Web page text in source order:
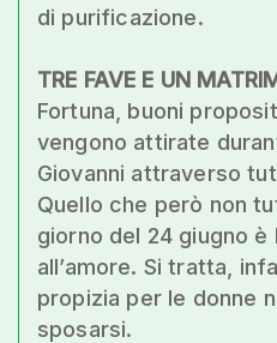
di purificazione.
TRE FAVE E UN
Fortuna, buoni
vengono attirate
Giovanni attraverso
Quello che però non
giorno del 24 giugno è
all’amore. Si tratta,
propizia per le donne
sposarsi.